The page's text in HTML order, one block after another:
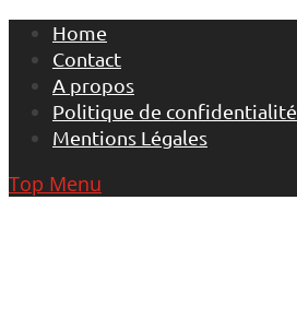
Skip
content
Home
Contact
A propos
Politique de confidentialité
Mentions Légales
Top Menu